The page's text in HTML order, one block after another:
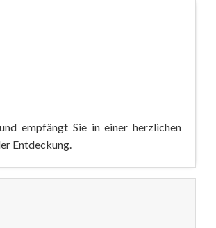
empfängt Sie in einer herzlichen
Entdeckung.